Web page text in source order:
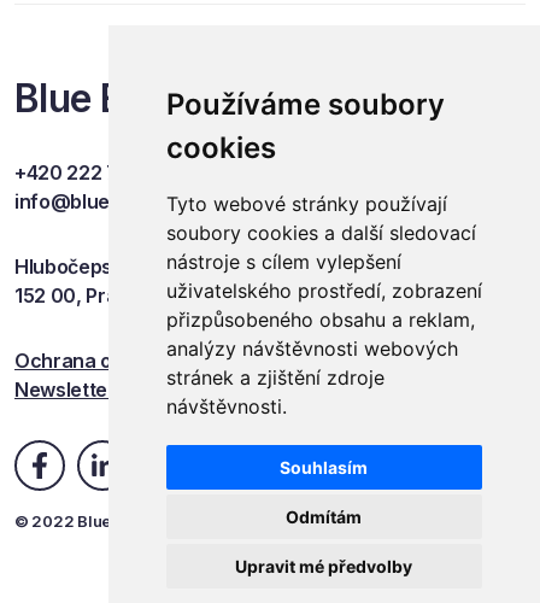
Používáme soubory
cookies
Tyto webové stránky používají
soubory cookies a další sledovací
nástroje s cílem vylepšení
uživatelského prostředí, zobrazení
přizpůsobeného obsahu a reklam,
analýzy návštěvnosti webových
stránek a zjištění zdroje
návštěvnosti.
Souhlasím
Odmítám
Upravit mé předvolby
Blue Events
+420 222 749 841
info@blueevents.eu
Hlubočepská 701/38c
152 00, Praha 5
Ochrana osobních údajů
Newsletter
© 2022 Blue Events